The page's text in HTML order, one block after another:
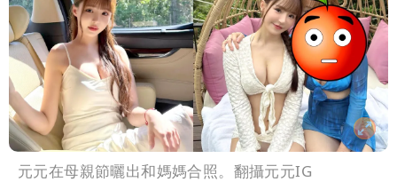
元元在母親節曬出和媽媽合照。翻攝元元IG